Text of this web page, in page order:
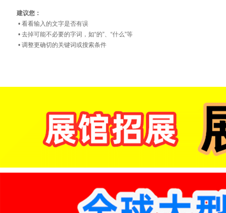
建议您：
• 看看输入的文字是否有误
• 去掉可能不必要的字词，如“的”、“什么”等
• 调整更确切的关键词或搜索条件